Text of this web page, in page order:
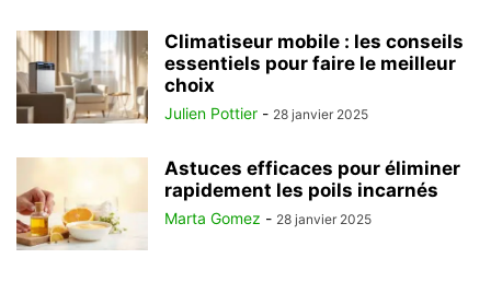
Climatiseur mobile : les conseils
essentiels pour faire le meilleur
choix
Julien Pottier - 28 janvier 2025
Astuces efficaces pour éliminer
rapidement les poils incarnés
Marta Gomez - 28 janvier 2025